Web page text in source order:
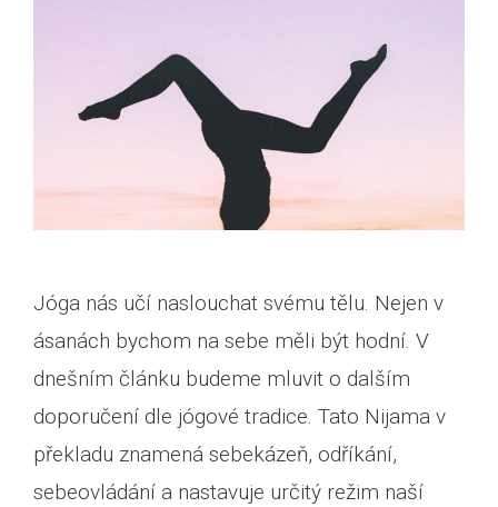
Jóga nás učí naslouchat svému tělu. Nejen v
ásanách bychom na sebe měli být hodní. V
dnešním článku budeme mluvit o dalším
doporučení dle jógové tradice. Tato Nijama v
překladu znamená sebekázeň, odříkání,
sebeovládání a nastavuje určitý režim naší